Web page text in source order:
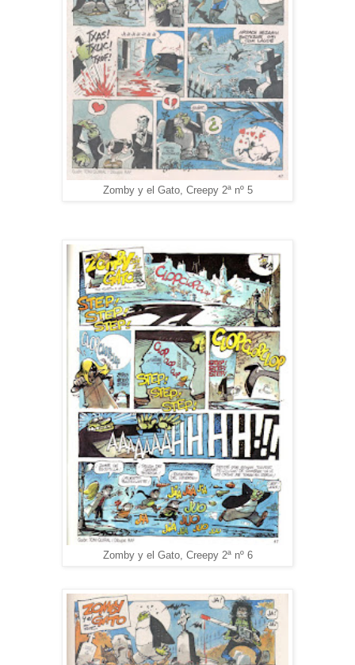
Zomby y el Gato, Creepy 2ª nº 5
Zomby y el Gato, Creepy 2ª nº 6